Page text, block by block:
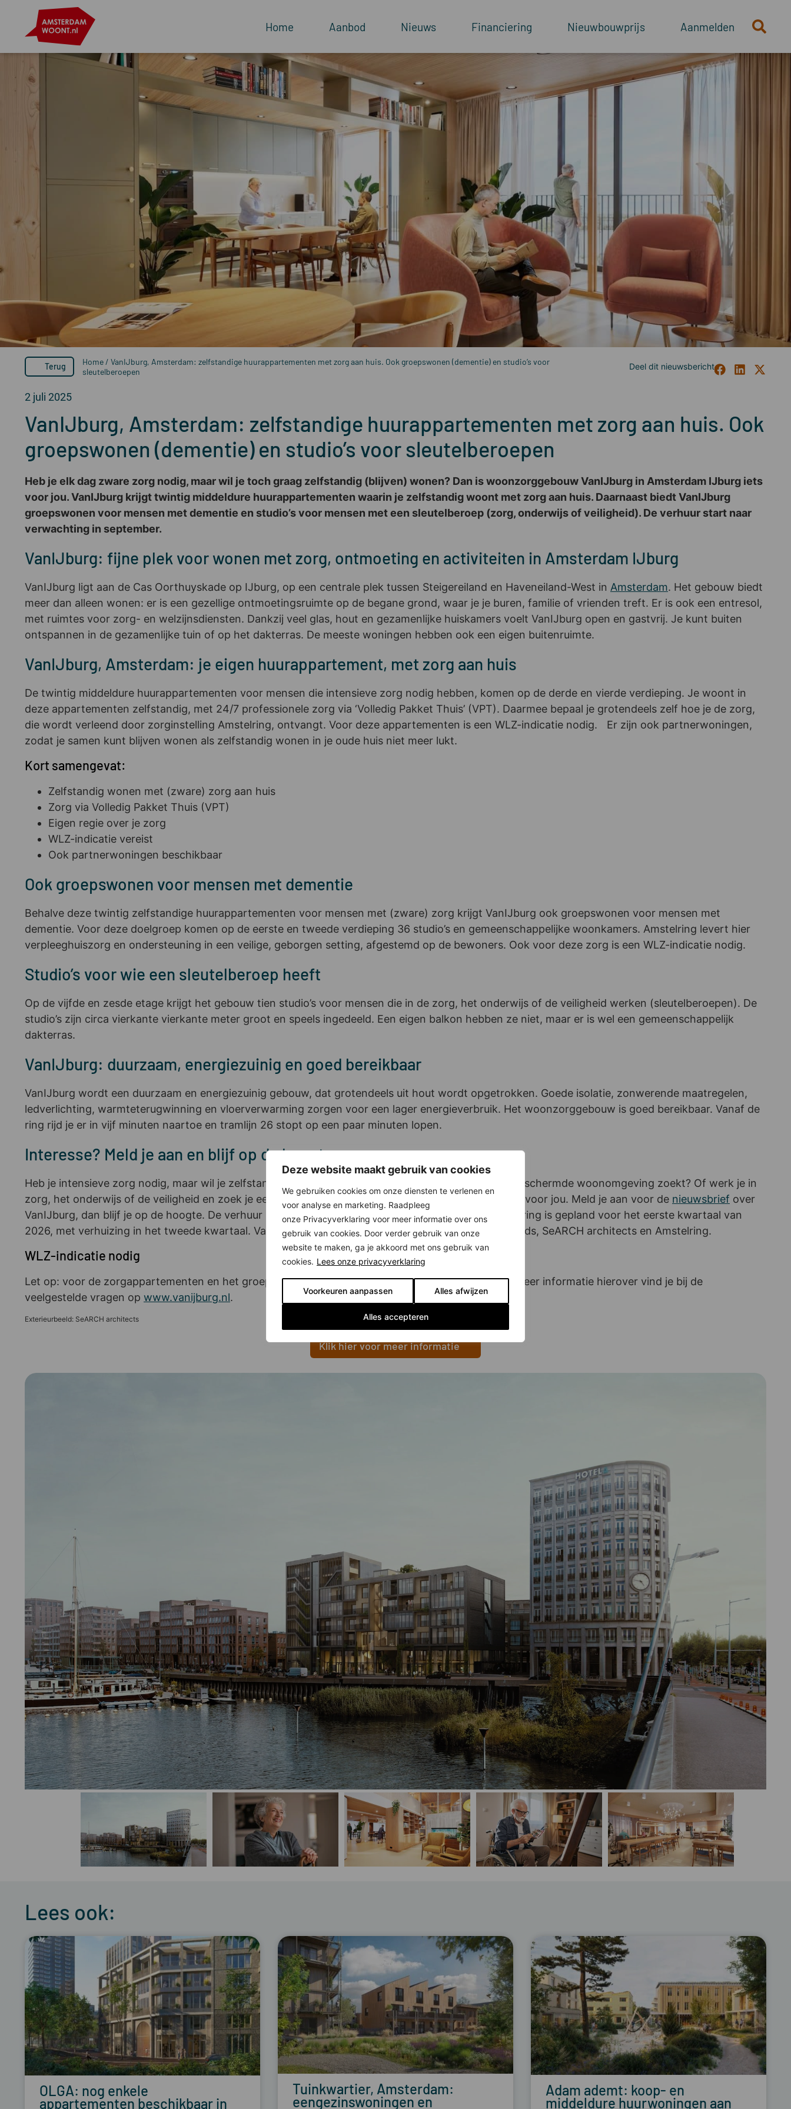
Deze website maakt gebruik van cookies
We gebruiken cookies om onze diensten te verlenen en
voor analyse en marketing. Raadpleeg
onze Privacyverklaring voor meer informatie over ons
gebruik van cookies. Door verder gebruik van onze
website te maken, ga je akkoord met ons gebruik van
cookies. Lees onze privacyverklaring
Voorkeuren aanpassen Alles afwijzen
Alles accepteren
Home Aanbod Nieuws Financiering Nieuwbouwprijs Aanmelden
Terug Home /VanIJburg, Amsterdam: zelfstandige huurappartementen met zorg aan huis. Ook groepswonen (dementie) en studio’s voor
sleutelberoepen
2 juli 2025
VanIJburg, Amsterdam: zelfstandige huurappartementen met zorg aan huis. Ook
groepswonen (dementie) en studio’s voor sleutelberoepen
Heb je elk dag zware zorg nodig, maar wil je toch graag zelfstandig (blijven) wonen? Dan is woonzorggebouw VanIJburg in Amsterdam IJburg iets
voor jou. VanIJburg krijgt twintig middeldure huurappartementen waarin je zelfstandig woont met zorg aan huis. Daarnaast biedt VanIJburg
groepswonen voor mensen met dementie en studio’s voor mensen met een sleutelberoep (zorg, onderwijs of veiligheid). De verhuur start naar
verwachting in september.
VanIJburg: fijne plek voor wonen met zorg, ontmoeting en activiteiten in Amsterdam IJburg
VanIJburg ligt aan de Cas Oorthuyskade op IJburg, op een centrale plek tussen Steigereiland en Haveneiland-West in Amsterdam. Het gebouw biedt
meer dan alleen wonen: er is een gezellige ontmoetingsruimte op de begane grond, waar je je buren, familie of vrienden treft. Er is ook een entresol,
met ruimtes voor zorg- en welzijnsdiensten. Dankzij veel glas, hout en gezamenlijke huiskamers voelt VanIJburg open en gastvrij. Je kunt buiten
ontspannen in de gezamenlijke tuin of op het dakterras. De meeste woningen hebben ook een eigen buitenruimte.
VanIJburg, Amsterdam: je eigen huurappartement, met zorg aan huis
De twintig middeldure huurappartementen voor mensen die intensieve zorg nodig hebben, komen op de derde en vierde verdieping. Je woont in
deze appartementen zelfstandig, met 24/7 professionele zorg via ‘Volledig Pakket Thuis’ (VPT). Daarmee bepaal je grotendeels zelf hoe je de zorg,
die wordt verleend door zorginstelling Amstelring, ontvangt. Voor deze appartementen is een WLZ-indicatie nodig. Er zijn ook partnerwoningen,
zodat je samen kunt blijven wonen als zelfstandig wonen in je oude huis niet meer lukt.
Kort samengevat:
Zelfstandig wonen met (zware) zorg aan huis
Zorg via Volledig Pakket Thuis (VPT)
Eigen regie over je zorg
WLZ-indicatie vereist
Ook partnerwoningen beschikbaar
Ook groepswonen voor mensen met dementie
Behalve deze twintig zelfstandige huurappartementen voor mensen met (zware) zorg krijgt VanIJburg ook groepswonen voor mensen met
dementie. Voor deze doelgroep komen op de eerste en tweede verdieping 36 studio’s en gemeenschappelijke woonkamers. Amstelring levert hier
verpleeghuiszorg en ondersteuning in een veilige, geborgen setting, afgestemd op de bewoners. Ook voor deze zorg is een WLZ-indicatie nodig.
Studio’s voor wie een sleutelberoep heeft
Op de vijfde en zesde etage krijgt het gebouw tien studio’s voor mensen die in de zorg, het onderwijs of de veiligheid werken (sleutelberoepen). De
studio’s zijn circa vierkante vierkante meter groot en speels ingedeeld. Een eigen balkon hebben ze niet, maar er is wel een gemeenschappelijk
dakterras.
VanIJburg: duurzaam, energiezuinig en goed bereikbaar
VanIJburg wordt een duurzaam en energiezuinig gebouw, dat grotendeels uit hout wordt opgetrokken. Goede isolatie, zonwerende maatregelen,
ledverlichting, warmteterugwinning en vloerverwarming zorgen voor een lager energieverbruik. Het woonzorggebouw is goed bereikbaar. Vanaf de
ring rijd je er in vijf minuten naartoe en tramlijn 26 stopt op een paar minuten lopen.
Interesse? Meld je aan en blijf op de hoogte
Heb je intensieve zorg nodig, maar wil je zelfstandig wonen? Ken je iemand met dementie die een beschermde woonomgeving zoekt? Of werk je in
zorg, het onderwijs of de veiligheid en zoek je een huurwoning in Amsterdam? Dan is VanIJburg iets voor jou. Meld je aan voor de nieuwsbrief over
VanIJburg, dan blijf je op de hoogte. De verhuur start naar verwachting begin september. De oplevering is gepland voor het eerste kwartaal van
2026, met verhuizing in het tweede kwartaal. VanIJburg is een initiatief van Apollo Zorgvastgoedfonds, SeARCH architects en Amstelring.
WLZ-indicatie nodig
Let op: voor de zorgappartementen en het groepswonen bij dementie is een WLZ-indicatie nodig. Meer informatie hierover vind je bij de
veelgestelde vragen op www.vanijburg.nl.
Exterieurbeeld: SeARCH architects
Klik hier voor meer informatie
Lees ook:
OLGA: nog enkele
appartementen beschikbaar in
Tuinkwartier, Amsterdam:
eengezinswoningen en
Adam ademt: koop- en
middeldure huurwoningen aan